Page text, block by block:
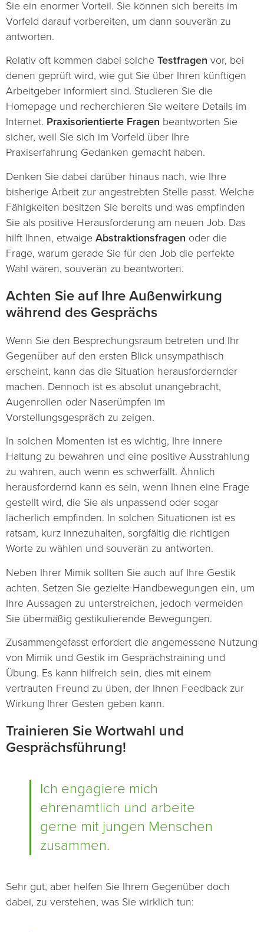
Sie ein enormer Vorteil. Sie können sich bereits im
Vorfeld darauf vorbereiten, um dann souverän zu
antworten.
Relativ oft kommen dabei solche Testfragen vor, bei
denen geprüft wird, wie gut Sie über Ihren künftigen
Arbeitgeber informiert sind. Studieren Sie die
Homepage und recherchieren Sie weitere Details im
Internet. Praxisorientierte Fragen beantworten Sie
sicher, weil Sie sich im Vorfeld über Ihre
Praxiserfahrung Gedanken gemacht haben.
Denken Sie dabei darüber hinaus nach, wie Ihre
bisherige Arbeit zur angestrebten Stelle passt. Welche
Fähigkeiten besitzen Sie bereits und was empfinden
Sie als positive Herausforderung am neuen Job. Das
hilft Ihnen, etwaige Abstraktionsfragen oder die
Frage, warum gerade Sie für den Job die perfekte
Wahl wären, souverän zu beantworten.
Achten Sie auf Ihre Außenwirkung
während des Gesprächs
Wenn Sie den Besprechungsraum betreten und Ihr
Gegenüber auf den ersten Blick unsympathisch
erscheint, kann das die Situation herausfordernder
machen. Dennoch ist es absolut unangebracht,
Augenrollen oder Naserümpfen im
Vorstellungsgespräch zu zeigen.
In solchen Momenten ist es wichtig, Ihre innere
Haltung zu bewahren und eine positive Ausstrahlung
zu wahren, auch wenn es schwerfällt. Ähnlich
herausfordernd kann es sein, wenn Ihnen eine Frage
gestellt wird, die Sie als unpassend oder sogar
lächerlich empfinden. In solchen Situationen ist es
ratsam, kurz innezuhalten, sorgfältig die richtigen
Worte zu wählen und souverän zu antworten.
Neben Ihrer Mimik sollten Sie auch auf Ihre Gestik
achten. Setzen Sie gezielte Handbewegungen ein, um
Ihre Aussagen zu unterstreichen, jedoch vermeiden
Sie übermäßig gestikulierende Bewegungen.
Zusammengefasst erfordert die angemessene Nutzung
von Mimik und Gestik im Gesprächstraining und
Übung. Es kann hilfreich sein, dies mit einem
vertrauten Freund zu üben, der Ihnen Feedback zur
Wirkung Ihrer Gesten geben kann.
Trainieren Sie Wortwahl und
Gesprächsführung!
Ich engagiere mich
ehrenamtlich und arbeite
gerne mit jungen Menschen
zusammen.
Sehr gut, aber helfen Sie Ihrem Gegenüber doch
dabei, zu verstehen, was Sie wirklich tun: